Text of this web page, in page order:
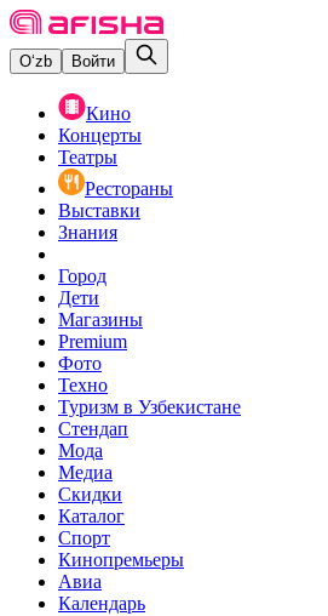
O‘zb Войти
Кино
Концерты
Театры
Рестораны
Выставки
Знания
Город
Дети
Магазины
Premium
Фото
Техно
Туризм в Узбекистане
Стендап
Мода
Медиа
Скидки
Каталог
Спорт
Кинопремьеры
Авиа
Календарь